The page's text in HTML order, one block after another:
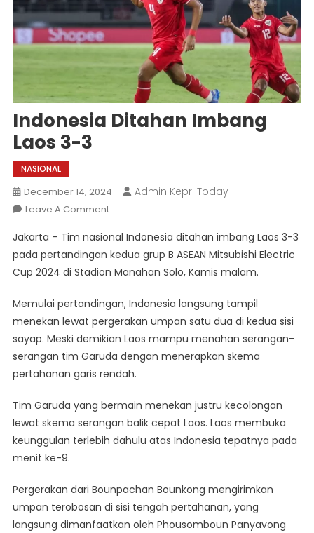
Indonesia Ditahan Imbang
Laos 3-3
NASIONAL
December 14, 2024 Admin Kepri Today
Leave A CommentOn
Ditahan
Imbang
Laos
3
Jakarta – Tim nasional Indonesia ditahan imbang Laos 3-3
pada pertandingan kedua grup B ASEAN Mitsubishi Electric
Cup 2024 di Stadion Manahan Solo, Kamis malam.
Memulai pertandingan, Indonesia langsung tampil
menekan lewat pergerakan umpan satu dua di kedua sisi
sayap. Meski demikian Laos mampu menahan serangan-
serangan tim Garuda dengan menerapkan skema
pertahanan garis rendah.
Tim Garuda yang bermain menekan justru kecolongan
lewat skema serangan balik cepat Laos. Laos membuka
keunggulan terlebih dahulu atas Indonesia tepatnya pada
menit ke-9.
Pergerakan dari Bounpachan Bounkong mengirimkan
umpan terobosan di sisi tengah pertahanan, yang
langsung dimanfaatkan oleh Phousomboun Panyavong